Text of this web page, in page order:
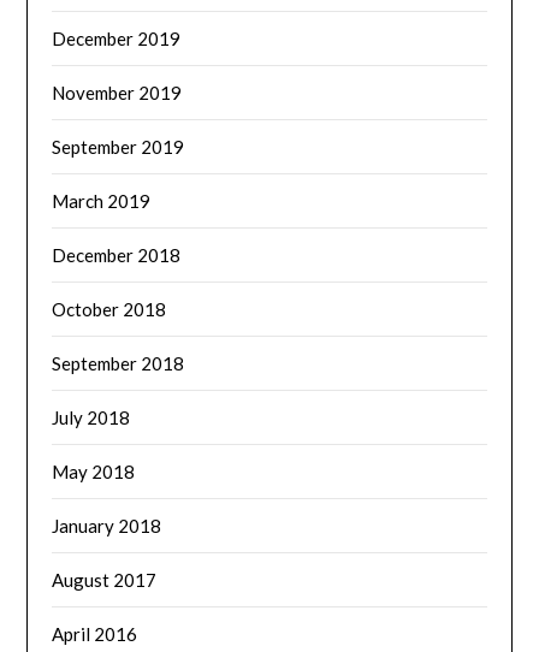
December 2019
November 2019
September 2019
March 2019
December 2018
October 2018
September 2018
July 2018
May 2018
January 2018
August 2017
April 2016